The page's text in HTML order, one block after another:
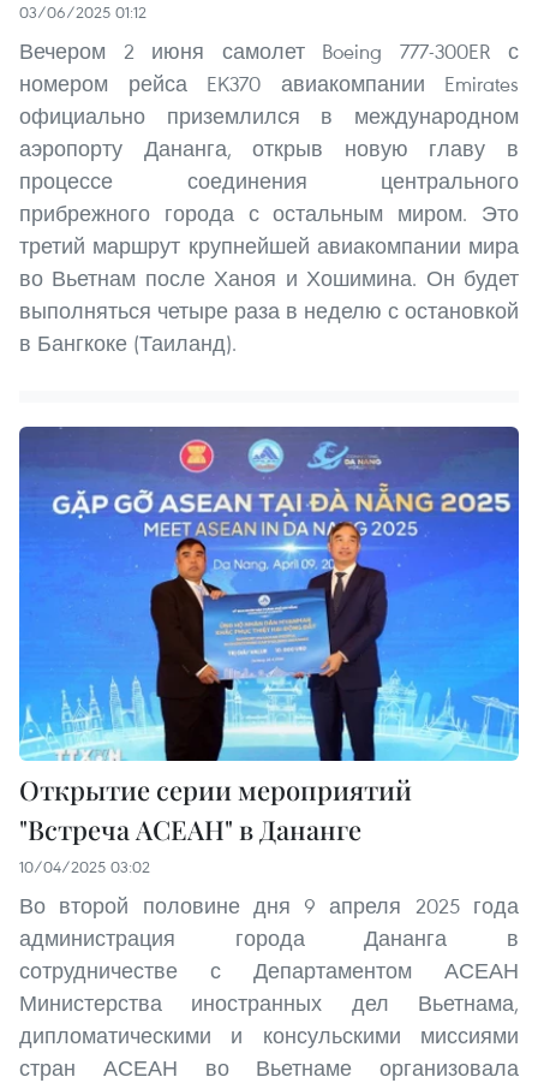
03/06/2025 01:12
Вечером 2 июня самолет Boeing 777-300ER с
номером рейса EK370 авиакомпании Emirates
официально приземлился в международном
аэропорту Дананга, открыв новую главу в
процессе соединения центрального
прибрежного города с остальным миром. Это
третий маршрут крупнейшей авиакомпании мира
во Вьетнам после Ханоя и Хошимина. Он будет
выполняться четыре раза в неделю с остановкой
в Бангкоке (Таиланд).
Открытие серии мероприятий
"Встреча АСЕАН" в Дананге
10/04/2025 03:02
Во второй половине дня 9 апреля 2025 года
администрация города Дананга в
сотрудничестве с Департаментом АСЕАН
Министерства иностранных дел Вьетнама,
дипломатическими и консульскими миссиями
стран АСЕАН во Вьетнаме организовала